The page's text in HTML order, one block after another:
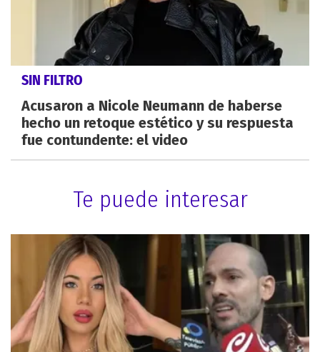
SIN FILTRO
Acusaron a Nicole Neumann de haberse
hecho un retoque estético y su respuesta
fue contundente: el video
Te puede interesar